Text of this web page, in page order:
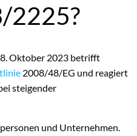
2225?
Oktober 2023 betrifft
2008/48/EG und reagiert
steigender
und Unternehmen.